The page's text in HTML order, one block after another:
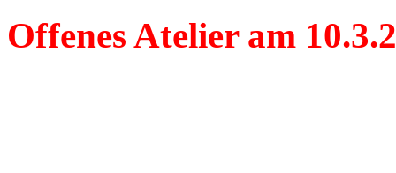
Offenes Atelier am